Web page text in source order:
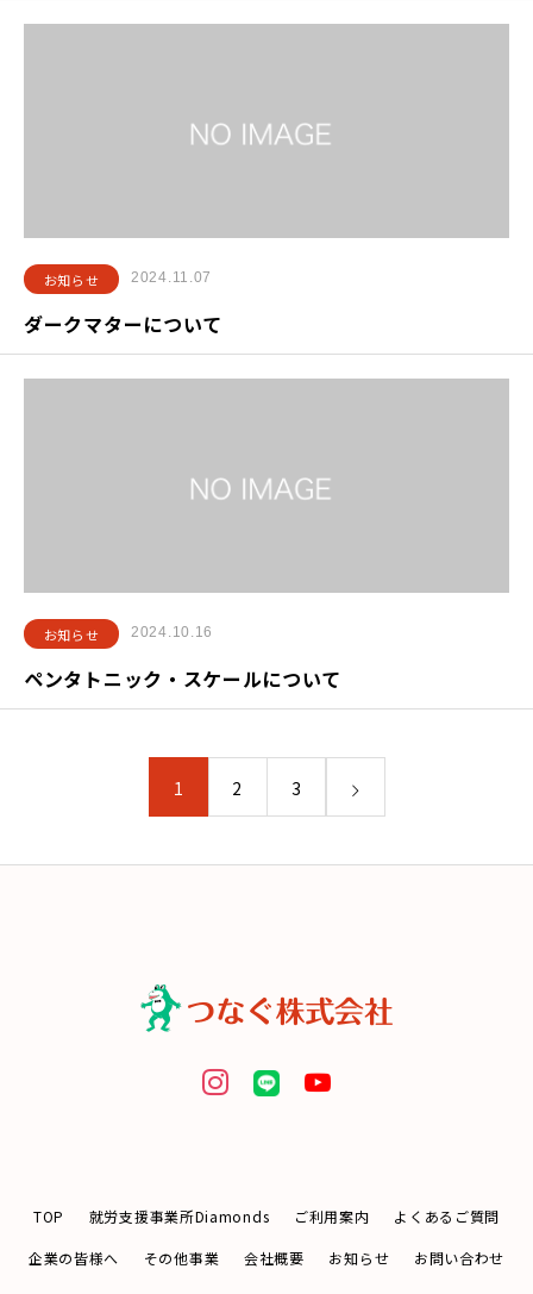
お知らせ 2024.11.07
ダークマターについて
お知らせ 2024.10.16
ペンタトニック・スケールについて
1 2 3
TOP 就労支援事業所Diamonds ご利用案内 よくあるご質問
企業の皆様へ その他事業 会社概要 お知らせ お問い合わせ